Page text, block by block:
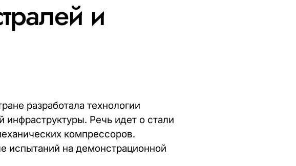
и
разработала технологии
Речь идет о стали
компрессоров.
испытаний на демонстрационной